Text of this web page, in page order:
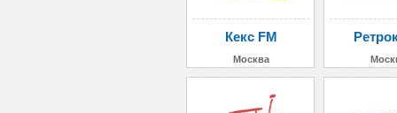
Кекс FM
Москва